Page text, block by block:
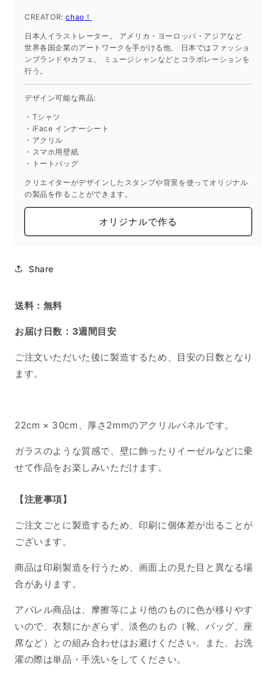
2mm）
の
数
量
を
ら
す
2mm）
の
数
量
や
CREATOR:chao！
日本人イラストレーター。 アメリカ・ヨーロッパ・アジアなど
世界各国企業のアートワークを手がける他、 日本ではファッショ
ンブランドやカフェ、 ミュージシャンなどとコラボレーションを
行う。
デザイン可能な商品:
・Tシャツ
・iFace インナーシート
・アクリル
・スマホ用壁紙
・トートバッグ
クリエイターがデザインしたスタンプや背景を使ってオリジナル
の製品を作ることができます。
オリジナルで作る
Share
送料：無料
お届け日数：3週間目安
ご注文いただいた後に製造するため、目安の日数となり
ます。
22cm × 30cm、厚さ2mmのアクリルパネルです。
ガラスのような質感で、壁に飾ったりイーゼルなどに乗
せて作品をお楽しみいただけます。
【注意事項】
ご注文ごとに製造するため、印刷に個体差が出ることが
ございます。
商品は印刷製造を行うため、画面上の見た目と異なる場
合があります。
アパレル商品は、摩擦等により他のものに色が移りやす
いので、衣類にかぎらず、淡色のもの（靴、バッグ、座
席など）との組み合わせはお避けください。また、お洗
濯の際は単品・手洗いをしてください。